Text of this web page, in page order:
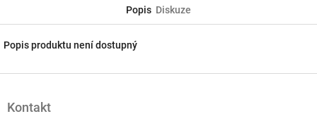
Popis Diskuze
Popis produktu není dostupný
Kontakt